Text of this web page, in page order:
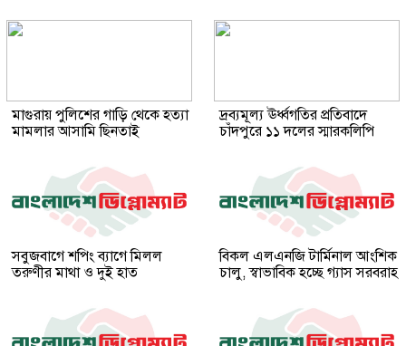
মাগুরায় পুলিশের গাড়ি থেকে হত্যা
মামলার আসামি ছিনতাই
দ্রব্যমূল্য ঊর্ধ্বগতির প্রতিবাদে
চাঁদপুরে ১১ দলের স্মারকলিপি
সবুজবাগে শপিং ব্যাগে মিলল
তরুণীর মাথা ও দুই হাত
বিকল এলএনজি টার্মিনাল আংশিক
চালু, স্বাভাবিক হচ্ছে গ্যাস সরবরাহ